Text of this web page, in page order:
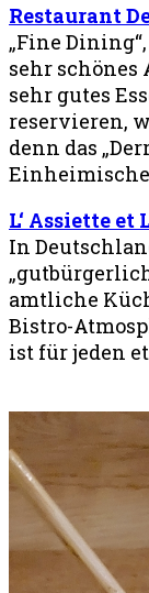
Restaurant
„Fine
sehr schönes
sehr gutes
reservieren,
denn das
L‘ Assiette et
In
amtliche
Bistro-
ist für jeden